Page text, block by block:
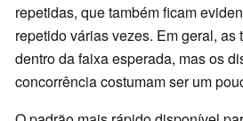
repetidas, que também ficam
repetido várias vezes. Em geral, as
dentro da faixa esperada, mas os
concorrência costumam ser um